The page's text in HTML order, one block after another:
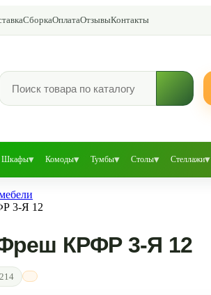
СборкаОплатаОтзывыКонтакты
Шкафы▾ Комоды▾ Тумбы▾ Столы▾ Стеллажи▾
3-Я 12
КРФР 3-Я 12